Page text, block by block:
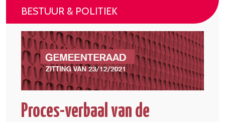
eLoket
Leven in Oudergem
In 1 klik
BESTUUR & POLITIEK
Proces-verbaal van de